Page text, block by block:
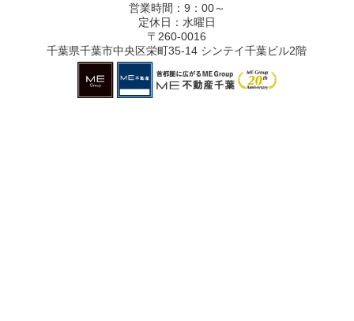
営業時間：9：00～
定休日：水曜日
〒260-0016
千葉県千葉市中央区栄町35-14 シンテイ千葉ビル2階